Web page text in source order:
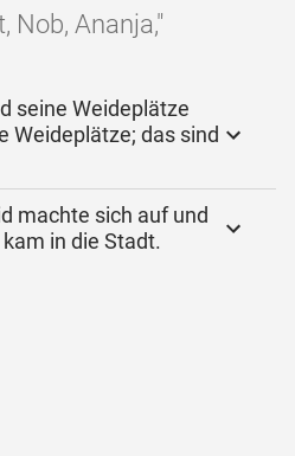
Nob, Ananja,"
seine Weideplätze
Weideplätze; das sind
machte sich auf und
in die Stadt.